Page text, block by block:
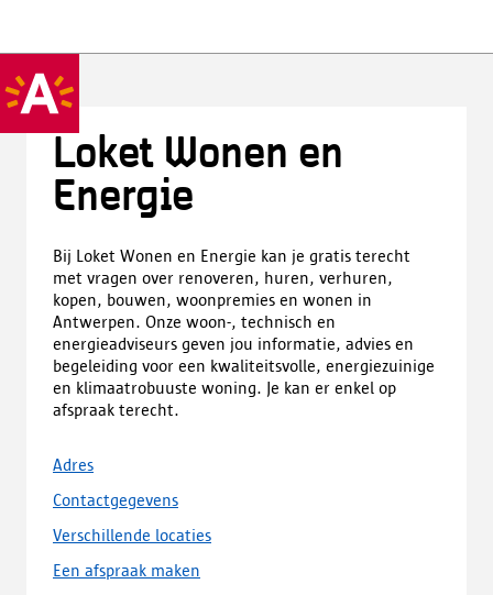
Loket Wonen en
Energie
Bij Loket Wonen en Energie kan je gratis terecht
met vragen over renoveren, huren, verhuren,
kopen, bouwen, woonpremies en wonen in
Antwerpen. Onze woon-, technisch en
energieadviseurs geven jou informatie, advies en
begeleiding voor een kwaliteitsvolle, energiezuinige
en klimaatrobuuste woning. Je kan er enkel op
afspraak terecht.
Adres
Contactgegevens
Verschillende locaties
Een afspraak maken